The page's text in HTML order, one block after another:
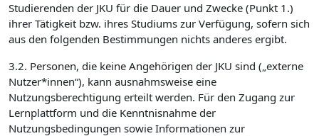
Studierenden der JKU für die Dauer und Zwecke (Punkt 1.)
ihrer Tätigkeit bzw. ihres Studiums zur Verfügung, sofern sich
aus den folgenden Bestimmungen nichts anderes ergibt.
3.2. Personen, die keine Angehörigen der JKU sind („externe
Nutzer*innen“), kann ausnahmsweise eine
Nutzungsberechtigung erteilt werden. Für den Zugang zur
Lernplattform und die Kenntnisnahme der
Nutzungsbedingungen sowie Informationen zur